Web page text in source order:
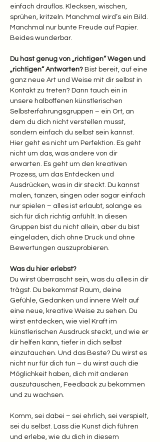
einfach drauflos. Klecksen, wischen,
sprühen, kritzeln. Manchmal wird’s ein Bild.
Manchmal nur bunte Freude auf Papier.
Beides wunderbar.
Du hast genug von „richtigen“ Wegen und
„richtigen“ Antworten? Bist bereit, auf eine
ganz neue Art und Weise mit dir selbst in
Kontakt zu treten? Dann tauch ein in
unsere halboffenen künstlerischen
Selbsterfahrungsgruppen – ein Ort, an
dem du dich nicht verstellen musst,
sondern einfach du selbst sein kannst.
Hier geht es nicht um Perfektion. Es geht
nicht um das, was andere von dir
erwarten. Es geht um den kreativen
Prozess, um das Entdecken und
Ausdrücken, was in dir steckt. Du kannst
malen, tanzen, singen oder sogar einfach
nur spielen – alles ist erlaubt, solange es
sich für dich richtig anfühlt. In diesen
Gruppen bist du nicht allein, aber du bist
eingeladen, dich ohne Druck und ohne
Bewertungen auszuprobieren.
Was du hier erlebst?
Du wirst überrascht sein, was du alles in dir
trägst. Du bekommst Raum, deine
Gefühle, Gedanken und innere Welt auf
eine neue, kreative Weise zu sehen. Du
wirst entdecken, wie viel Kraft im
künstlerischen Ausdruck steckt, und wie er
dir helfen kann, tiefer in dich selbst
einzutauchen. Und das Beste? Du wirst es
nicht nur für dich tun – du wirst auch die
Möglichkeit haben, dich mit anderen
auszutauschen, Feedback zu bekommen
und zu wachsen.
Komm, sei dabei – sei ehrlich, sei verspielt,
sei du selbst. Lass die Kunst dich führen
und erlebe, wie du dich in diesem